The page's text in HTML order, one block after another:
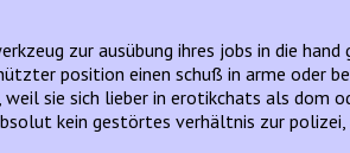
zur ausübung ihres jobs in die
position einen schuß in arme oder
sie sich lieber in erotikchats als dom
kein gestörtes verhältnis zur